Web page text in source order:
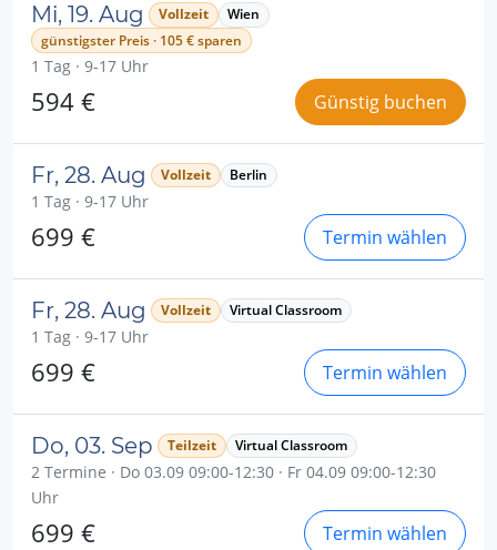
Mi, 19. Aug Vollzeit
Wien
günstigster Preis · 105 € sparen
1 Tag · 9-17 Uhr
594 € Günstig buchen
Fr, 28. Aug Vollzeit Berlin
1 Tag · 9-17 Uhr
699 € Termin wählen
Fr, 28. Aug Vollzeit Virtual Classroom
1 Tag · 9-17 Uhr
699 € Termin wählen
Do, 03. Sep Teilzeit Virtual Classroom
2 Termine · Do 03.09 09:00-12:30 · Fr 04.09 09:00-12:30
Uhr
699 € Termin wählen